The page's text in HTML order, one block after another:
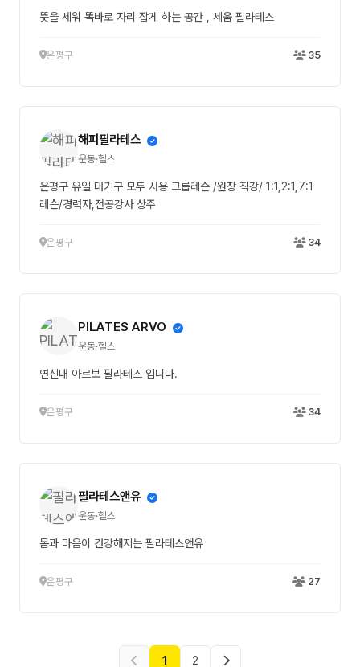
뜻을 세워 똑바로 자리 잡게 하는 공간 , 세움 필라테스
은평구 35
해피필라테스
운동·헬스
은평구 유일 대기구 모두 사용 그룹레슨 /원장 직강/ 1:1,2:1,7:1
레슨/경력자,전공강사 상주
은평구 34
PILATES ARVO
운동·헬스
연신내 아르보 필라테스 입니다.
은평구 34
필라테스앤유
운동·헬스
몸과 마음이 건강해지는 필라테스앤유
은평구 27
1 2